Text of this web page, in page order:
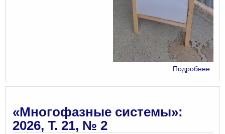
Подробнее
«Многофазные системы»:
2026, Т. 21, № 2